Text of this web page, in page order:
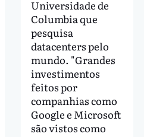
Universidade de
Columbia que
pesquisa
datacenters pelo
mundo. "Grandes
investimentos
feitos por
companhias como
Google e Microsoft
são vistos como